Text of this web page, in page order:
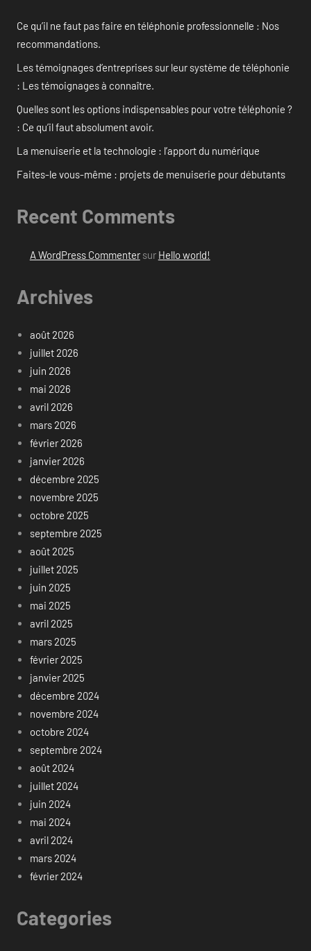
Ce qu’il ne faut pas faire en téléphonie professionnelle : Nos
recommandations.
Les témoignages d’entreprises sur leur système de téléphonie
: Les témoignages à connaître.
Quelles sont les options indispensables pour votre téléphonie ?
: Ce qu’il faut absolument avoir.
La menuiserie et la technologie : l’apport du numérique
Faites-le vous-même : projets de menuiserie pour débutants
Recent Comments
A WordPress Commentersur Hello world!
Archives
août 2026
juillet 2026
juin 2026
mai 2026
avril 2026
mars 2026
février 2026
janvier 2026
décembre 2025
novembre 2025
octobre 2025
septembre 2025
août 2025
juillet 2025
juin 2025
mai 2025
avril 2025
mars 2025
février 2025
janvier 2025
décembre 2024
novembre 2024
octobre 2024
septembre 2024
août 2024
juillet 2024
juin 2024
mai 2024
avril 2024
mars 2024
février 2024
Categories